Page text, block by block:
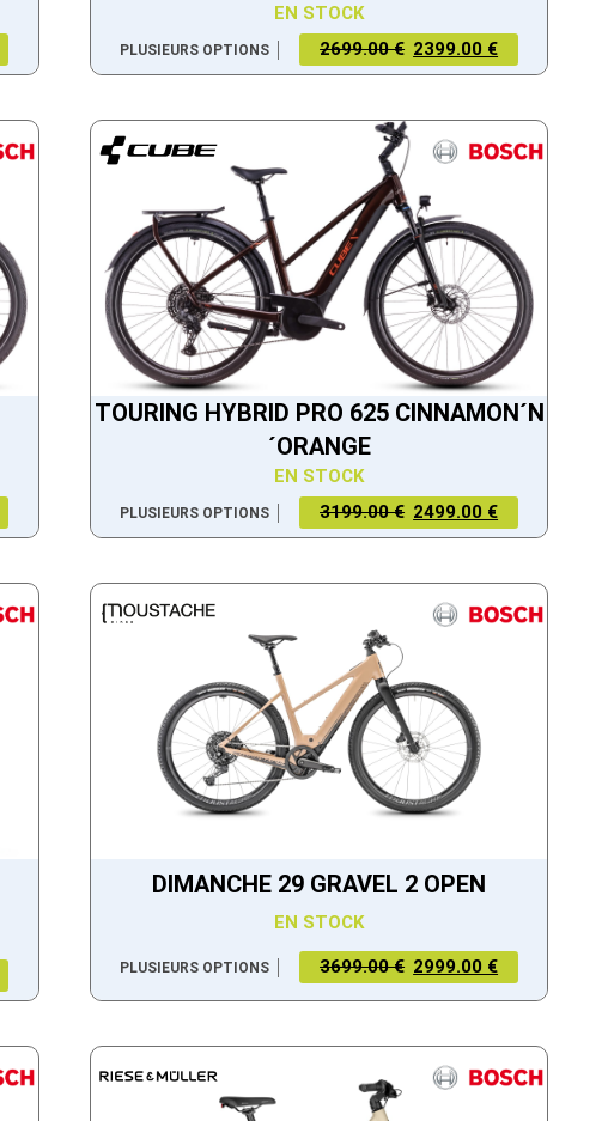
EN STOCK
PLUSIEURS OPTIONS 2699.00 € 2399.00 €
TOURING HYBRID PRO 625 CINNAMON´N
´ORANGE
EN STOCK
PLUSIEURS OPTIONS 3199.00 € 2499.00 €
DIMANCHE 29 GRAVEL 2 OPEN
EN STOCK
PLUSIEURS OPTIONS 3699.00 € 2999.00 €